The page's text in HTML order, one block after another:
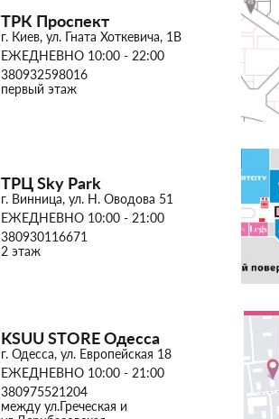
ТРК Проспект
г. Киев, ул. Гната Хоткевича, 1В
ЕЖЕДНЕВНО 10:00 - 22:00
380932598016
первый этаж
ТРЦ Sky Park
г. Винница, ул. Н. Оводова 51
ЕЖЕДНЕВНО 10:00 - 21:00
380930116671
2 этаж
KSUU STORE Одесса
г. Одесса, ул. Европейская 18
ЕЖЕДНЕВНО 10:00 - 21:00
380975521204
между ул.Греческая и